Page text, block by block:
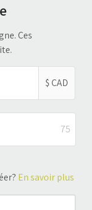
Ces
$ CAD
75
En savoir plus